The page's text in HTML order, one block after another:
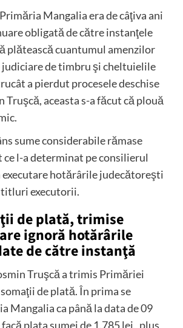
Mangalia era de câţiva ani
obligată de către instanţele
plătească cuantumul amenzilor
de timbru şi cheltuielile
a pierdut procesele deschise
Truşcă, aceasta s-a făcut că plouă
sume considerabile rămase
ce l-a determinat pe consilierul
executare hotărârile judecătoreşti
executorii.
de plată, trimise
ignoră hotărârile
de către instanţă
Truşcă a trimis Primăriei
de plată. În prima se
Mangalia ca până la data de 09
plata sumei de 1.785 lei, plus